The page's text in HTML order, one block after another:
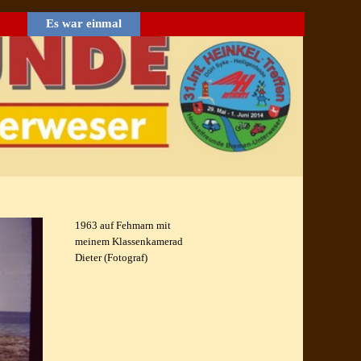
Es war einmal
1963 auf Fehmarn mit
meinem Klassenkamerad
Dieter (Fotograf)